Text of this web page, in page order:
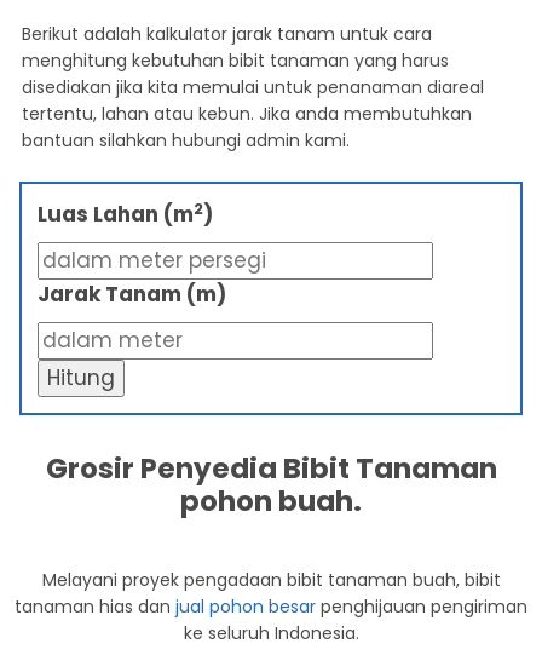
Berikut adalah kalkulator jarak tanam untuk cara
menghitung kebutuhan bibit tanaman yang harus
disediakan jika kita memulai untuk penanaman diareal
tertentu, lahan atau kebun. Jika anda membutuhkan
bantuan silahkan hubungi admin kami.
Luas Lahan (m2)
Jarak Tanam (m)
Hitung
Grosir Penyedia Bibit Tanaman
pohon buah.
Melayani proyek pengadaan bibit tanaman buah, bibit
tanaman hias dan jual pohon besar penghijauan pengiriman
ke seluruh Indonesia.